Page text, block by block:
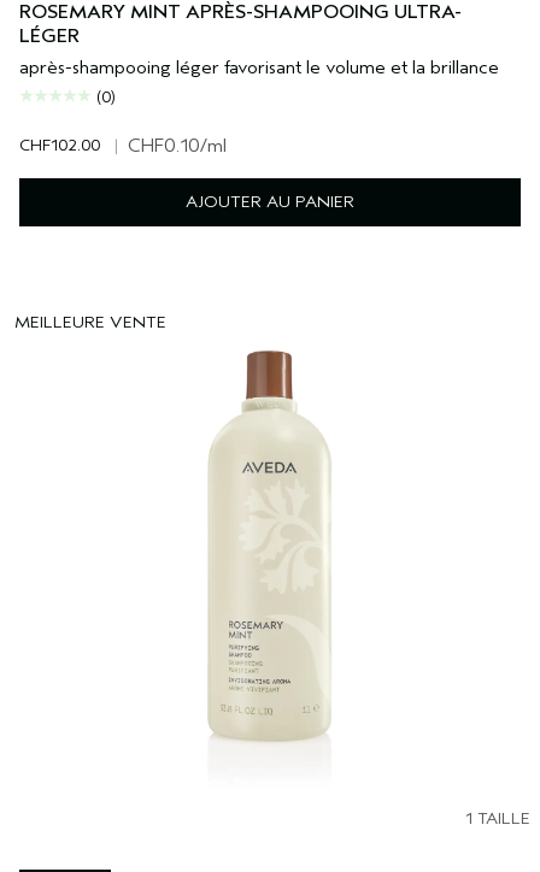
ROSEMARY MINT APRÈS-SHAMPOOING ULTRA-
LÉGER
après-shampooing léger favorisant le volume et la brillance
(0)
CHF102.00 | CHF0.10/ml
AJOUTER AU PANIER
MEILLEURE VENTE
1 TAILLE